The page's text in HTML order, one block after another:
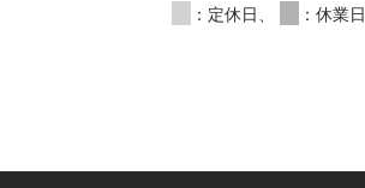
：定休日、 ：休業日